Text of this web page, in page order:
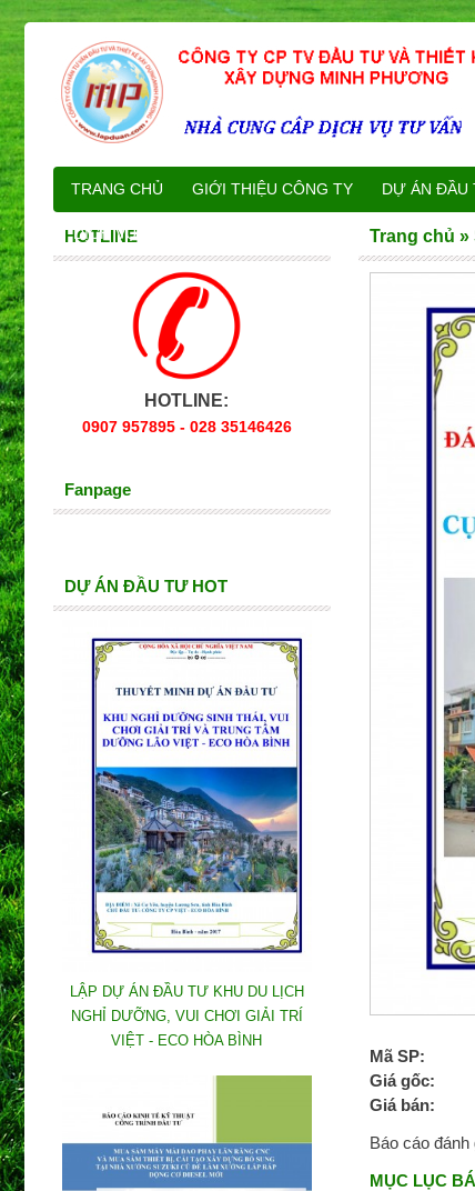
Mã SP:
Giá gốc:
Giá bán:
Báo cáo
MỤC LỤC
Trang chủ »
HOTLINE
HOTLINE:
0907 957895 - 028 35146426
Fanpage
DỰ ÁN ĐẦU TƯ HOT
LẬP DỰ ÁN ĐẦU TƯ KHU DU LỊCH
NGHỈ DƯỠNG, VUI CHƠI GIẢI TRÍ
VIỆT - ECO HÒA BÌNH
TRANG CHỦ GIỚI THIỆU CÔNG TY DỰ ÁN ĐẦU
DỊCH VỤ KHOAN NGẦM